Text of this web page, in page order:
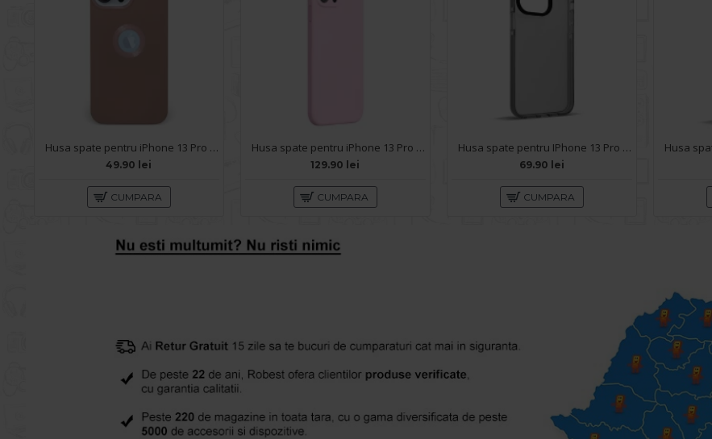
Husa spate pentru iPhone 13 Pro Max - Circle Case Roz Prafuit & Roz
49.90 lei
CUMPARA
Husa spate pentru iPhone 13 Pro Max Baseus Liquid Silica Gel - Roz
129.90 lei
CUMPARA
Husa spate pentru IPhone 13 Pro Max- KiLi case Negru
69.90 lei
CUMPARA